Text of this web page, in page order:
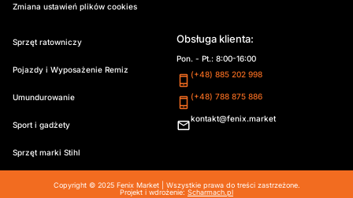
Zmiana ustawień plików cookies
Sprzęt ratowniczy
Pojazdy i Wyposażenie Remiz
Umundurowanie
Sport i gadżety
Sprzęt marki Stihl
Obsługa klienta:
Pon. - Pt.: 8:00-16:00
(+48) 885 202 998
(+48) 788 875 886
kontakt@fenix.market
Copyright © 2025 Fenix Market | Wszystkie prawa do treści zastrzeżone.
Projekt i wdrożenie: Scharmach.pl